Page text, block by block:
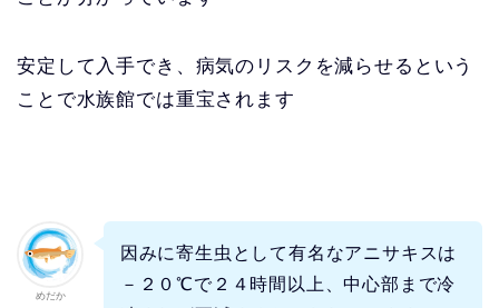
安定して入手でき、病気のリスクを減らせるという
ことで水族館では重宝されます
めだか
因みに寄生虫として有名なアニサキスは
－２０℃で２４時間以上、中心部まで冷